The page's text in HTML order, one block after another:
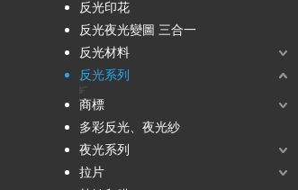
反光印花
反光夜光變圖 三合一
反光材料
反光系列
商標
多彩反光、夜光紗
夜光系列
拉片